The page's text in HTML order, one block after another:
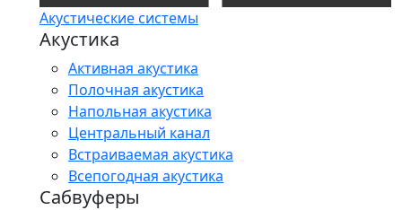
Акустические системы
Акустика
Активная акустика
Полочная акустика
Напольная акустика
Центральный канал
Встраиваемая акустика
Всепогодная акустика
Сабвуферы